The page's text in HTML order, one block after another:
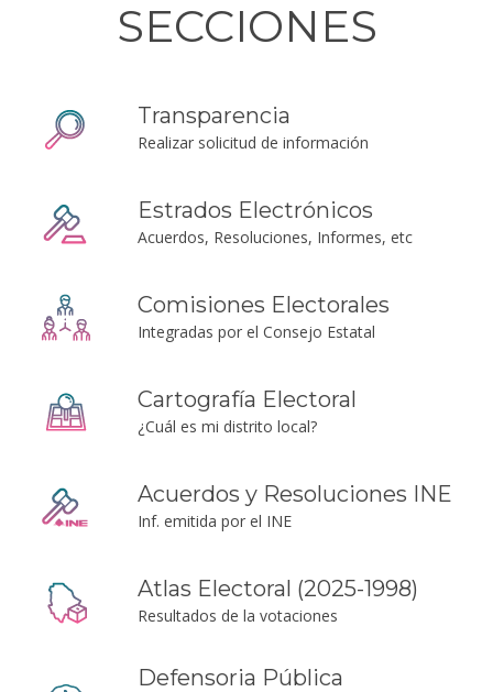
SECCIONES
Transparencia
Realizar solicitud de información
Estrados Electrónicos
Acuerdos, Resoluciones, Informes, etc
Comisiones Electorales
Integradas por el Consejo Estatal
Cartografía Electoral
¿Cuál es mi distrito local?
Acuerdos y Resoluciones INE
Inf. emitida por el INE
Atlas Electoral (2025-1998)
Resultados de la votaciones
Defensoria Pública